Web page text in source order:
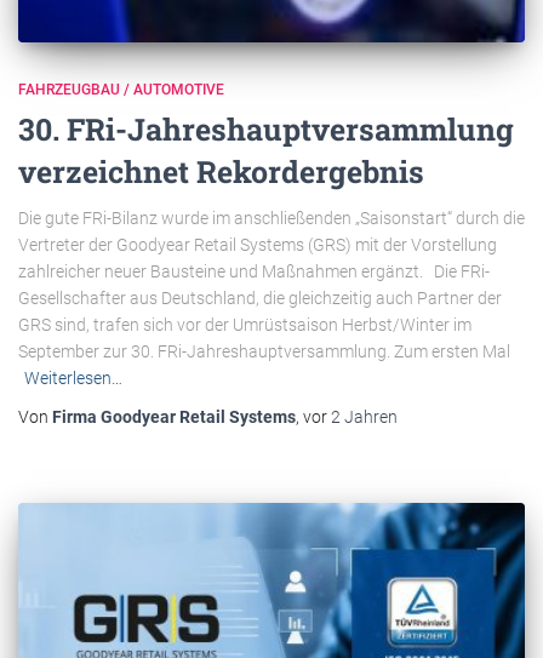
FAHRZEUGBAU / AUTOMOTIVE
30. FRi-Jahreshauptversammlung
verzeichnet Rekordergebnis
Die gute FRi-Bilanz wurde im anschließenden „Saisonstart“ durch die
Vertreter der Goodyear Retail Systems (GRS) mit der Vorstellung
zahlreicher neuer Bausteine und Maßnahmen ergänzt. Die FRi-
Gesellschafter aus Deutschland, die gleichzeitig auch Partner der
GRS sind, trafen sich vor der Umrüstsaison Herbst/Winter im
September zur 30. FRi-Jahreshauptversammlung. Zum ersten Mal
Weiterlesen…
Von Firma Goodyear Retail Systems, vor2 Jahren